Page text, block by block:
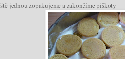
jednou zopakujeme a zakončíme piškoty